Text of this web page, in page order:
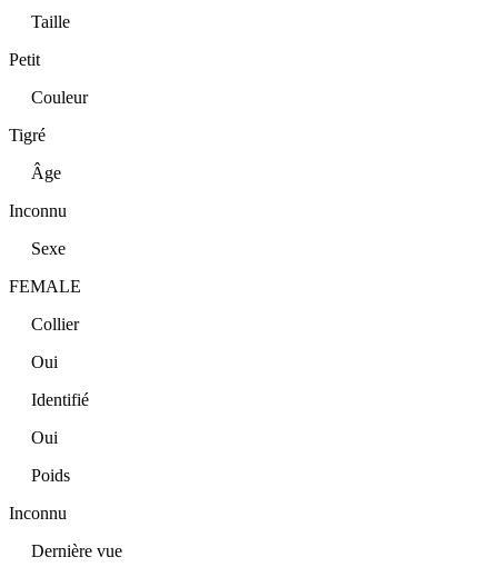
Taille
Petit
Couleur
Tigré
Âge
Inconnu
Sexe
FEMALE
Collier
Oui
Identifié
Oui
Poids
Inconnu
Dernière vue